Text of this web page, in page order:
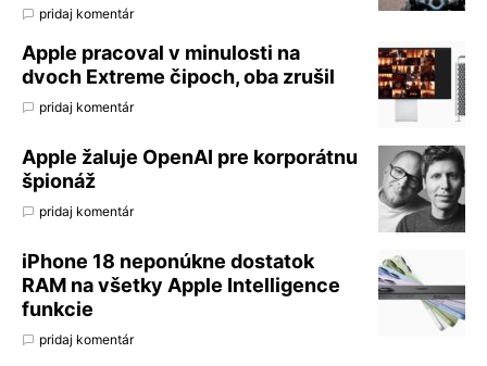
pridaj komentár
Apple pracoval v minulosti na
dvoch Extreme čipoch, oba zrušil
pridaj komentár
Apple žaluje OpenAI pre korporátnu
špionáž
pridaj komentár
iPhone 18 neponúkne dostatok
RAM na všetky Apple Intelligence
funkcie
pridaj komentár